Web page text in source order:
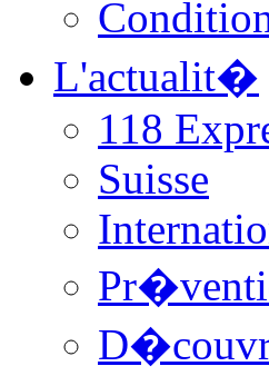
L'actualit�
118
Suisse